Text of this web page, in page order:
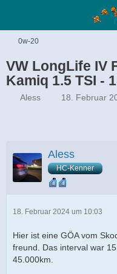
0w-20
VW LongLife IV
Kamiq 1.5 TSI -
Aless 18. Februar
Aless
HC-Kenner
18. Februar 2024 um 10:03
Hier ist eine GÖA vom
freund. Das interval war
45.000km.